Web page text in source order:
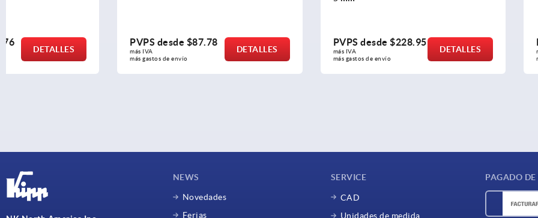
PVPS desde $87.78
más IVA
más gastos de envío
DETALLES
PVPS desde $228.95
más IVA
más gastos de envío
DETALLES
PVPS desde $79.40
más IVA
más gastos de envío
NEWS
Novedades
Ferias
SERVICE
CAD
Unidades de medida
PAGADO